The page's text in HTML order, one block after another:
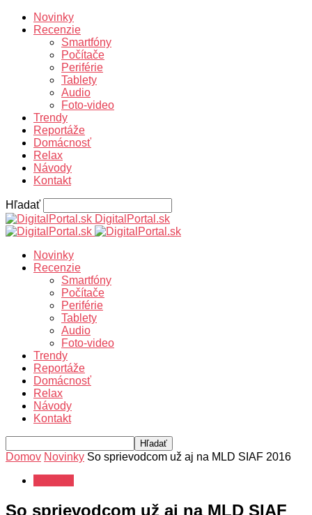
Novinky
Recenzie
Smartfóny
Počítače
Periférie
Tablety
Audio
Foto-video
Trendy
Reportáže
Domácnosť
Relax
Návody
Kontakt
Hľadať
DigitalPortal.sk
Novinky
Recenzie
Smartfóny
Počítače
Periférie
Tablety
Audio
Foto-video
Trendy
Reportáže
Domácnosť
Relax
Návody
Kontakt
Domov Novinky So sprievodcom už aj na MLD SIAF 2016
So sprievodcom už aj na MLD SIAF